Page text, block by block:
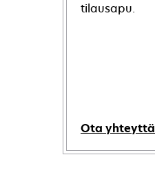
tilausapu.
Ota yhteyttä